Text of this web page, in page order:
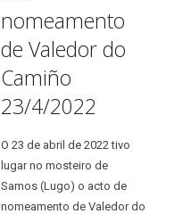
nomeamento
de Valedor do
Camiño
23/4/2022
O 23 de abril de 2022 tivo
lugar no mosteiro de
Samos (Lugo) o acto de
nomeamento de Valedor do